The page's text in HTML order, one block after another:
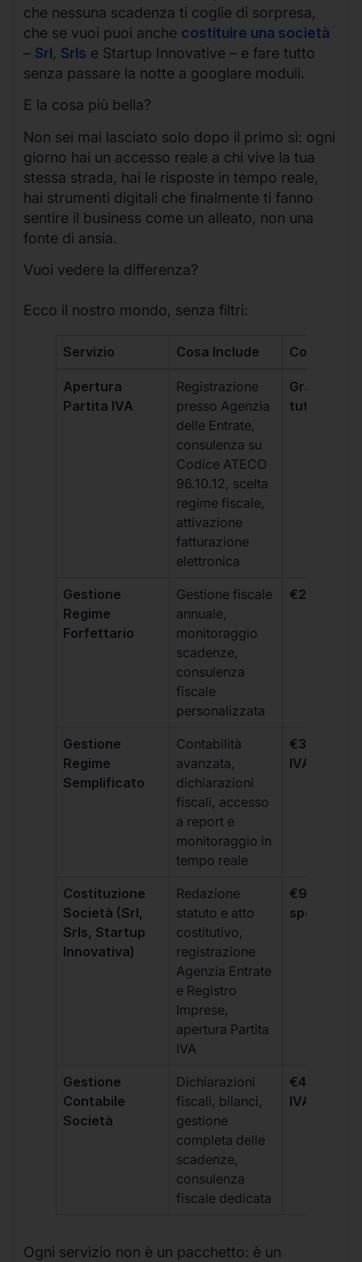
che nessuna scadenza ti coglie di sorpresa,
che se vuoi puoi anche costituire una società
– Srl, Srls e Startup Innovative – e fare tutto
senza passare la notte a googlare moduli.
E la cosa più bella?
Non sei mai lasciato solo dopo il primo sì: ogni
giorno hai un accesso reale a chi vive la tua
stessa strada, hai le risposte in tempo reale,
hai strumenti digitali che finalmente ti fanno
sentire il business come un alleato, non una
fonte di ansia.
Vuoi vedere la differenza?
Ecco il nostro mondo, senza filtri:
Servizio Cosa Include Costo
Apertura
Partita IVA
Registrazione
presso Agenzia
delle Entrate,
consulenza su
Codice ATECO
96.10.12, scelta
regime fiscale,
attivazione
fatturazione
elettronica
Gratis,
tutti i piani
Gestione
Regime
Forfettario
Gestione fiscale
annuale,
monitoraggio
scadenze,
consulenza
fiscale
personalizzata
€264 +
Gestione
Regime
Semplificato
Contabilità
avanzata,
dichiarazioni
fiscali, accesso
a report e
monitoraggio in
tempo reale
€333 +
IVA/
Costituzione
Società (Srl,
Srls, Startup
Innovativa)
Redazione
statuto e atto
costitutivo,
registrazione
Agenzia Entrate
e Registro
Imprese,
apertura Partita
IVA
€99 + IVA
spese
Gestione
Contabile
Società
Dichiarazioni
fiscali, bilanci,
gestione
completa delle
scadenze,
consulenza
fiscale dedicata
€499 +
IVA/
Ogni servizio non è un pacchetto: è un